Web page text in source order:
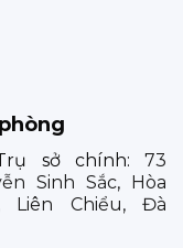
sở chính: 73
Sinh Sắc, Hòa
Liên Chiểu, Đà